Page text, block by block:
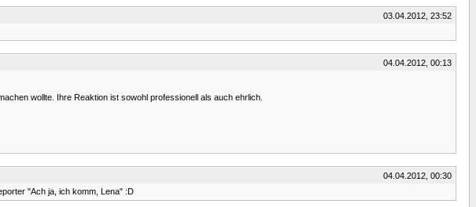
03.04.2012, 23:52
04.04.2012, 00:13
wollte. Ihre Reaktion ist sowohl professionell als auch ehrlich.
04.04.2012, 00:30
"Ach ja, ich komm, Lena" :D